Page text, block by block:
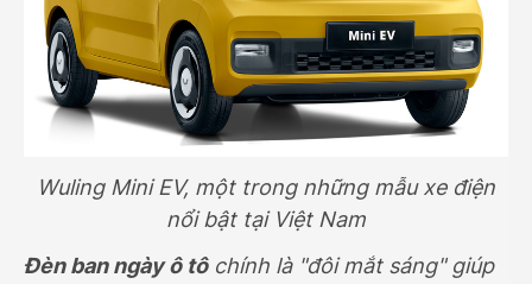
Wuling Mini EV, một trong những mẫu xe điện
nổi bật tại Việt Nam
Đèn ban ngày ô tôchính là "đôi mắt sáng" giúp